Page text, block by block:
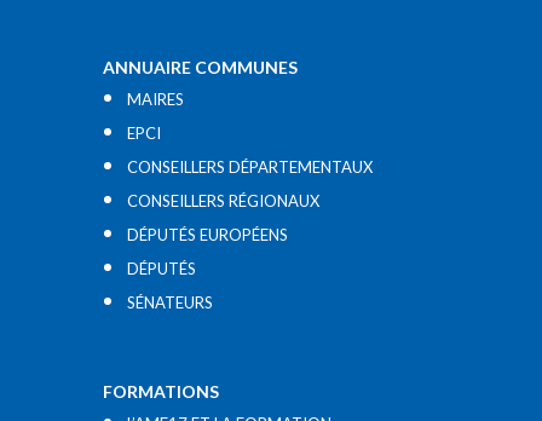
ANNUAIRE COMMUNES
MAIRES
EPCI
CONSEILLERS DÉPARTEMENTAUX
CONSEILLERS RÉGIONAUX
DÉPUTÉS EUROPÉENS
DÉPUTÉS
SÉNATEURS
FORMATIONS